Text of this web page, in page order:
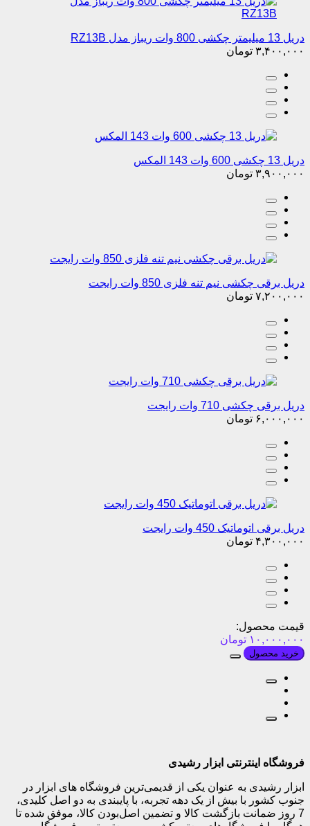
دریل 13 میلیمتر چکشی 800 وات ریباز مدل RZ13B
۳,۴۰۰,۰۰۰ تومان
دریل 13 چکشی 600 وات 143 المکس
۳,۹۰۰,۰۰۰ تومان
دریل برقی چکشی نیم تنه فلزی 850 وات رایجت
۷,۲۰۰,۰۰۰ تومان
دریل برقی چکشی 710 وات رایجت
۶,۰۰۰,۰۰۰ تومان
دریل برقی اتوماتیک 450 وات رایجت
۴,۳۰۰,۰۰۰ تومان
قیمت محصول:
۱۰,۰۰۰,۰۰۰ تومان
خرید محصول
فروشگاه اینترنتی ابزار رشیدی
ابزار رشیدی به عنوان یکی از قدیمی‌ترین فروشگاه های ابزار در
جنوب کشور با بیش از یک دهه تجربه، با پایبندی به دو اصل کلیدی،
7 روز ضمانت بازگشت کالا و تضمین اصل‌بودن کالا، موفق شده تا